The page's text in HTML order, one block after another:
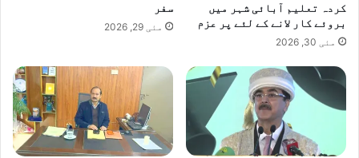
کردہ تعلیم آبائی شہر میں
بروئے کار لانے کے لئے پر عزم
مئی 30, 2026
سفر
مئی 29, 2026